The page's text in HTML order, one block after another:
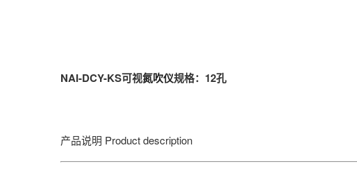
NAI-DCY-KS可视氮吹仪规格：12孔
产品说明 Product description